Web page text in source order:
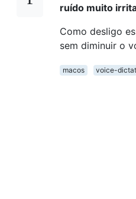
ruído muito
Como desligo
sem diminuir o
macos
voice-